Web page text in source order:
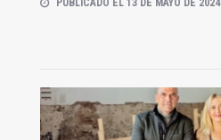
PUBLICADO EL 13 DE MAYO DE 2024